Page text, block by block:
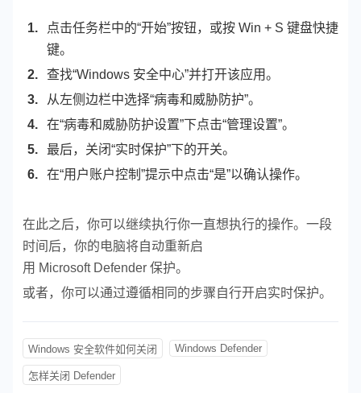
点击任务栏中的“开始”按钮，或按 Win + S 键盘快捷
键。
查找“Windows 安全中心”并打开该应用。
从左侧边栏中选择“病毒和威胁防护”。
在“病毒和威胁防护设置”下点击“管理设置”。
最后，关闭“实时保护”下的开关。
在“用户账户控制”提示中点击“是”以确认操作。
在此之后，你可以继续执行你一直想执行的操作。一段
时间后，你的电脑将自动重新启
用 Microsoft Defender 保护。
或者，你可以通过遵循相同的步骤自行开启实时保护。
Windows 安全软件如何关闭 Windows Defender
怎样关闭 Defender